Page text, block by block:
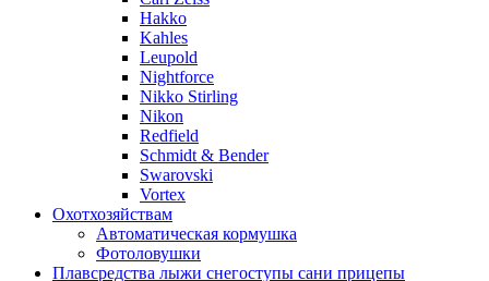
Hakko
Kahles
Leupold
Nightforce
Nikko Stirling
Nikon
Redfield
Schmidt & Bender
Swarovski
Vortex
Охотхозяйствам
Автоматическая кормушка
Фотоловушки
Плавсредства лыжи снегоступы сани прицепы